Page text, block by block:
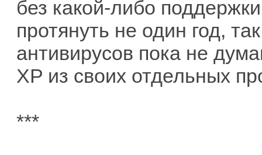
без какой-либо
протянуть не один год,
антивирусов пока не
XP из своих отдельных
***